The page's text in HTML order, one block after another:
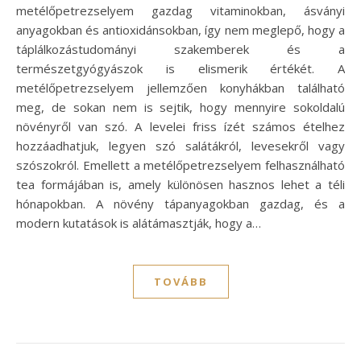
metélőpetrezselyem gazdag vitaminokban, ásványi
anyagokban és antioxidánsokban, így nem meglepő, hogy a
táplálkozástudományi szakemberek és a
természetgyógyászok is elismerik értékét. A
metélőpetrezselyem jellemzően konyhákban található
meg, de sokan nem is sejtik, hogy mennyire sokoldalú
növényről van szó. A levelei friss ízét számos ételhez
hozzáadhatjuk, legyen szó salátákról, levesekről vagy
szószokról. Emellett a metélőpetrezselyem felhasználható
tea formájában is, amely különösen hasznos lehet a téli
hónapokban. A növény tápanyagokban gazdag, és a
modern kutatások is alátámasztják, hogy a…
TOVÁBB